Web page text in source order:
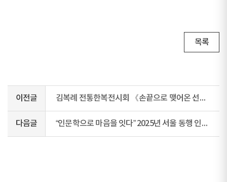
목록
이전글 김복례 전통한복전시회 《손끝으로 맺어온 선과 색의 조화》안내
다음글 “인문학으로 마음을 잇다” 2025년 서울 동행 인문학 프로그램 수강생 모집